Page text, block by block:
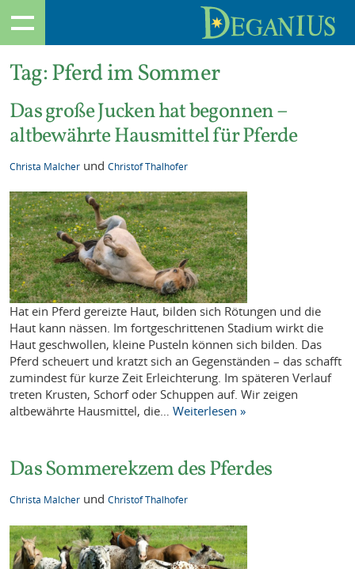
Tag:Pferd im Sommer
Das große Jucken hat begonnen –
altbewährte Hausmittel für Pferde
Christa Malcher undChristof Thalhofer
Hat ein Pferd gereizte Haut, bilden sich Rötungen und die
Haut kann nässen. Im fortgeschrittenen Stadium wirkt die
Haut geschwollen, kleine Pusteln können sich bilden. Das
Pferd scheuert und kratzt sich an Gegenständen – das schafft
zumindest für kurze Zeit Erleichterung. Im späteren Verlauf
treten Krusten, Schorf oder Schuppen auf. Wir zeigen
altbewährte Hausmittel, die…Weiterlesen »
Das Sommerekzem des Pferdes
Christa Malcher undChristof Thalhofer